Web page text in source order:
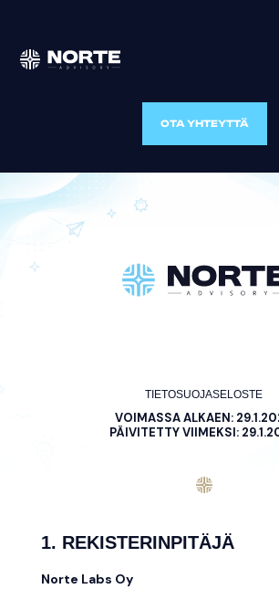
OTA YHTEYTTÄ
TIETOSUOJASELOSTE
VOIMASSA ALKAEN:
PÄIVITETTY VIIMEKSI:
1. REKISTERINPITÄJÄ
Norte Labs Oy